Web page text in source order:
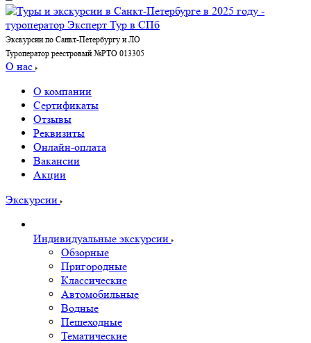
Экскурсии по Санкт-Петербургу и ЛО
Туроператор реестровый №РТО 013305
О нас
О компании
Сертификаты
Отзывы
Реквизиты
Онлайн-оплата
Вакансии
Акции
Экскурсии
Индивидуальные экскурсии
Обзорные
Пригородные
Классические
Автомобильные
Водные
Пешеходные
Тематические